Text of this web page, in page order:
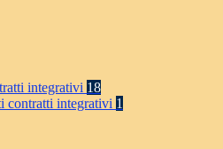
integrativi 18
contratti integrativi 1